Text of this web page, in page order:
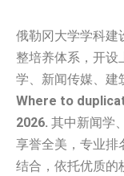
俄勒冈大学学科建
整培养体系，开设
学、新闻传媒、建
Where to
2026. 其中新闻学
享誉全美，专业排
结合，依托优质的